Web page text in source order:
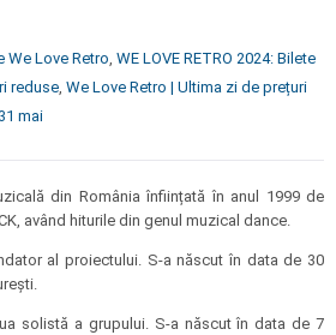
We Love Retro, WE LOVE RETRO 2024: Bilete
reduse, We Love Retro | Ultima zi de prețuri
mai
din România înființată în anul 1999 de
având hiturile din genul muzical dance.
al proiectului. S-a născut în data de 30
solistă a grupului. S-a născut în data de 7